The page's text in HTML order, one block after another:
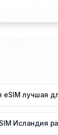
eSIM лучшая
Исландия